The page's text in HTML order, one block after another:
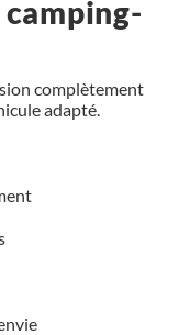
complètement
adapté.